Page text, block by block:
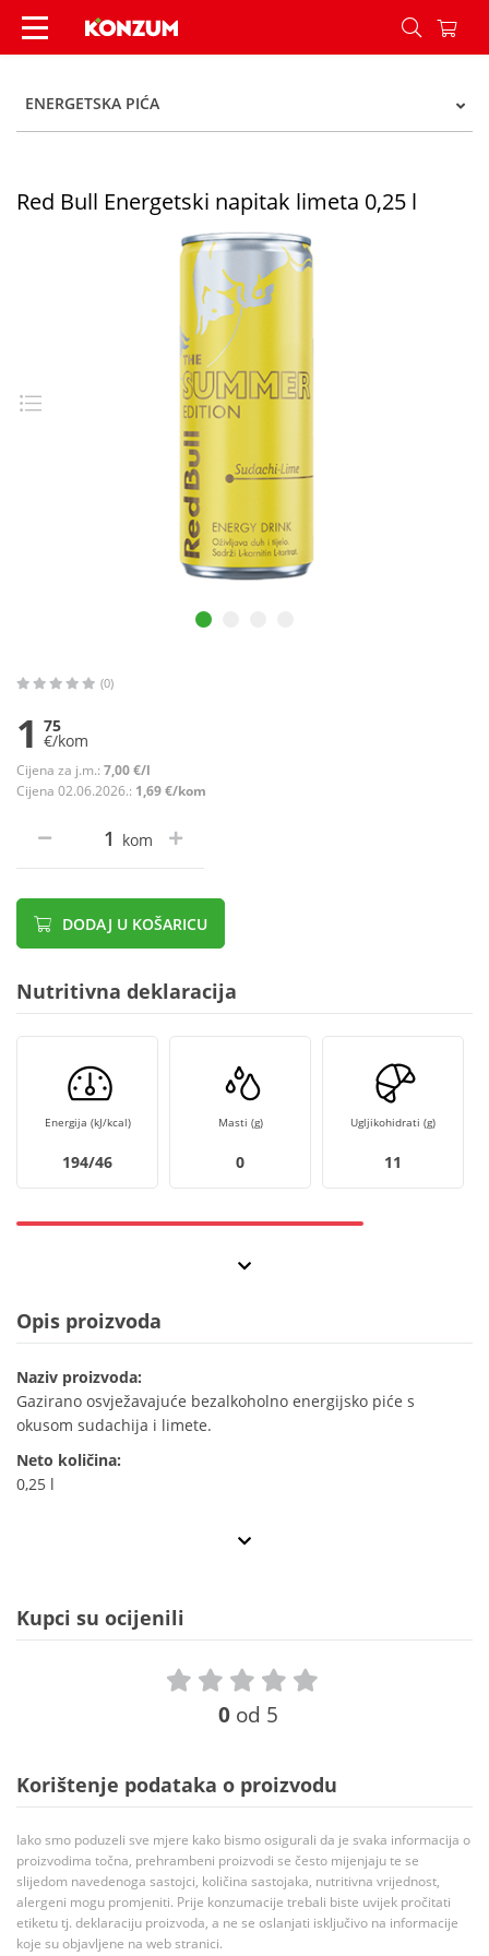
Red Bull Energetski napitak limeta 0,25 l -
ENERGETSKA PIĆA
Red Bull Energetski napitak limeta 0,25 l
(0)
1 75
€/kom
Cijena za j.m.: 7,00 €/l
Cijena 02.06.2026.: 1,69 €/kom
kom
DODAJ U KOŠARICU
Nutritivna deklaracija
Energija (kJ/kcal)
194/46
Masti (g)
0
Ugljikohidrati (g)
11
Opis proizvoda
Naziv proizvoda:
Gazirano osvježavajuće bezalkoholno energijsko piće s
okusom sudachija i limete.
Neto količina:
0,25 l
Kupci su ocijenili
0 od 5
Korištenje podataka o proizvodu
Iako smo poduzeli sve mjere kako bismo osigurali da je svaka informacija o
proizvodima točna, prehrambeni proizvodi se često mijenjaju te se
slijedom navedenoga sastojci, količina sastojaka, nutritivna vrijednost,
alergeni mogu promjeniti. Prije konzumacije trebali biste uvijek pročitati
etiketu tj. deklaraciju proizvoda, a ne se oslanjati isključivo na informacije
koje su objavljene na web stranici.